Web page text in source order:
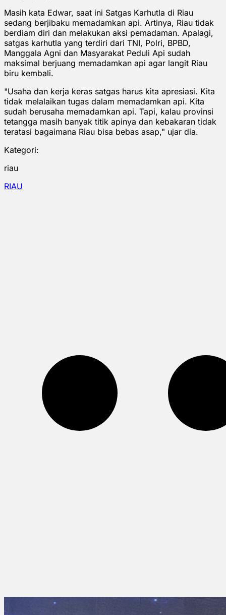
Masih kata Edwar, saat ini Satgas Karhutla di Riau
sedang berjibaku memadamkan api. Artinya, Riau tidak
berdiam diri dan melakukan aksi pemadaman. Apalagi,
satgas karhutla yang terdiri dari TNI, Polri, BPBD,
Manggala Agni dan Masyarakat Peduli Api sudah
maksimal berjuang memadamkan api agar langit Riau
biru kembali.
"Usaha dan kerja keras satgas harus kita apresiasi. Kita
tidak melalaikan tugas dalam memadamkan api. Kita
sudah berusaha memadamkan api. Tapi, kalau provinsi
tetangga masih banyak titik apinya dan kebakaran tidak
teratasi bagaimana Riau bisa bebas asap," ujar dia.
Kategori:
riau
RIAU